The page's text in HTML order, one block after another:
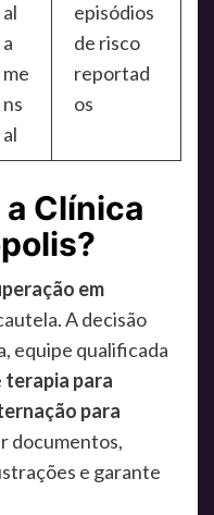
al
a
me
ns
al
episódios
de risco
reportad
os
Clínica
em
A decisão
equipe qualificada
terapia para
para
documentos,
e garante